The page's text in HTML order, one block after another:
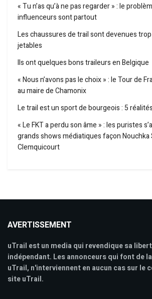
« Tu n’as qu’à ne pas regarder » : le
influenceurs sont partout
Les chaussures de trail sont devenues
jetables
Ils ont quelques bons traileurs en Belgique
« Nous n’avons pas le choix » : le Tour de
au maire de Chamonix
Le trail est un sport de bourgeois : 5
« Le FKT a perdu son âme » : les puristes
grands shows médiatiques façon Nouchka
Clemquicourt
AVERTISSEMENT
uTrail est un media qui revendique sa
indépendant. Les annonceurs qui font de
uTrail, n'interviennent en aucun cas sur le
site uTrail.